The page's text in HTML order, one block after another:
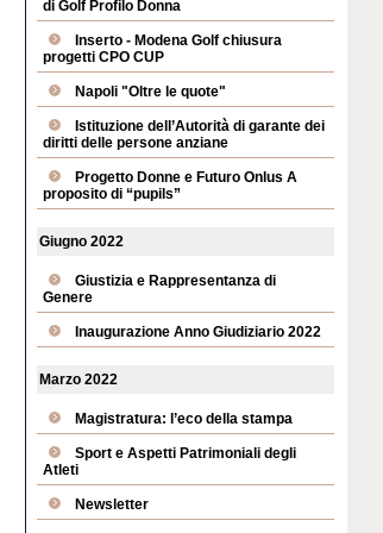
di Golf Profilo Donna
Inserto - Modena Golf chiusura
progetti CPO CUP
Napoli "Oltre le quote"
Istituzione dell’Autorità di garante dei
diritti delle persone anziane
Progetto Donne e Futuro Onlus A
proposito di “pupils”
Giugno 2022
Giustizia e Rappresentanza di
Genere
Inaugurazione Anno Giudiziario 2022
Marzo 2022
Magistratura: l’eco della stampa
Sport e Aspetti Patrimoniali degli
Atleti
Newsletter